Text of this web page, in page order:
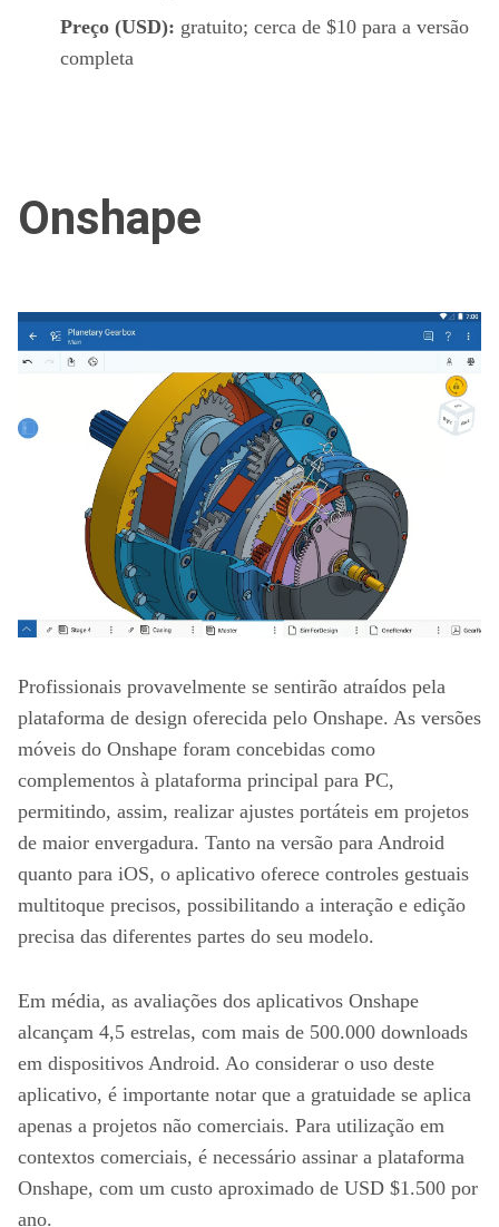
Preço (USD): gratuito; cerca de $10 para a versão
completa
Onshape
Profissionais provavelmente se sentirão atraídos pela
plataforma de design oferecida pelo Onshape. As versões
móveis do Onshape foram concebidas como
complementos à plataforma principal para PC,
permitindo, assim, realizar ajustes portáteis em projetos
de maior envergadura. Tanto na versão para Android
quanto para iOS, o aplicativo oferece controles gestuais
multitoque precisos, possibilitando a interação e edição
precisa das diferentes partes do seu modelo.
Em média, as avaliações dos aplicativos Onshape
alcançam 4,5 estrelas, com mais de 500.000 downloads
em dispositivos Android. Ao considerar o uso deste
aplicativo, é importante notar que a gratuidade se aplica
apenas a projetos não comerciais. Para utilização em
contextos comerciais, é necessário assinar a plataforma
Onshape, com um custo aproximado de USD $1.500 por
ano.